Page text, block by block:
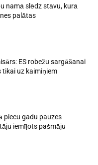
namā slēdz stāvu, kurā
palātas
ES robežu sargāšanai
tikai uz kaimiņiem
piecu gadu pauzes
iemīļots pašmāju